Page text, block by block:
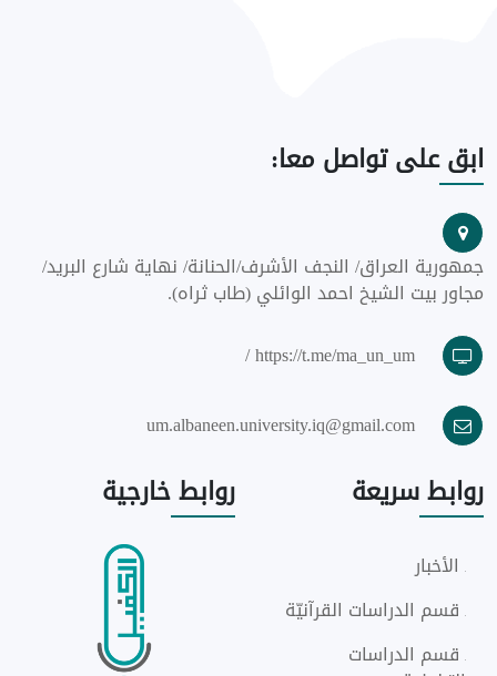
ابقعلى تواصل معا:
جمهورية العراق/ النجف الأشرف/الحنانة/ نهاية شارع البريد/
مجاور بيت الشيخ احمد الوائلي (طاب ثراه).
https://t.me/ma_un_um /
um.albaneen.university.iq@gmail.com
روابطسريعة
الأخبار
قسم الدراسات القرآنيّة
قسم الدراسات
روابطخارجية